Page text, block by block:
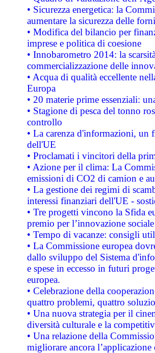
• Sicurezza energetica: la
aumentare la sicurezza delle
• Modifica del bilancio per
imprese e politica di coesione
• Innobarometro 2014: la
commercializzazione delle
• Acqua di qualità eccellente
Europa
• 20 materie prime essenziali:
• Stagione di pesca del tonno
controllo
• La carenza d'informazioni, un
dell'UE
• Proclamati i vincitori della
• Azione per il clima: La
emissioni di CO2 di camion e
• La gestione dei regimi di
interessi finanziari dell'UE -
• Tre progetti vincono la Sfida
premio per l’innovazione sociale
• Tempo di vacanze: consigli
• La Commissione europea
dallo sviluppo del Sistema
e spese in eccesso in futuri
europea.
• Celebrazione della
quattro problemi, quattro
• Una nuova strategia per il
diversità culturale e la
• Una relazione della
migliorare ancora